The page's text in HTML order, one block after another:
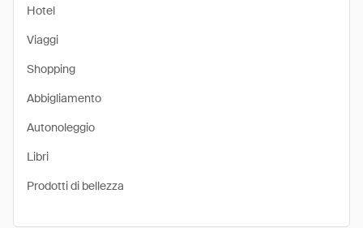
Hotel
Viaggi
Shopping
Abbigliamento
Autonoleggio
Libri
Prodotti di bellezza